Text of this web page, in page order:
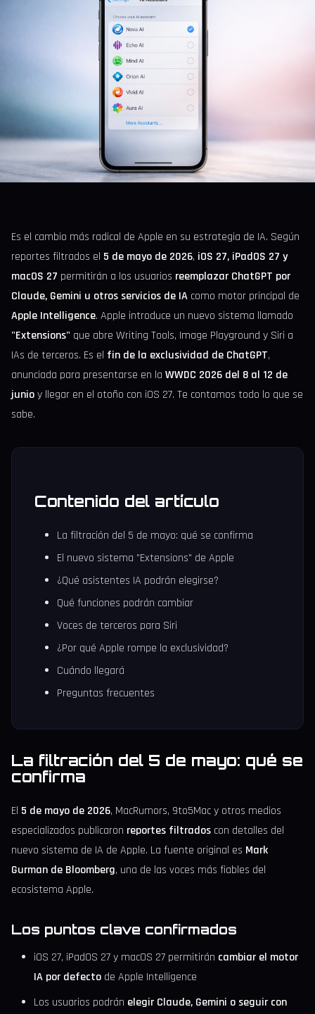
Es el cambio más radical de Apple en su estrategia de IA. Según
reportes filtrados el 5 de mayo de 2026, iOS 27, iPadOS 27 y
macOS 27 permitirán a los usuarios reemplazar ChatGPT por
Claude, Gemini u otros servicios de IA como motor principal de
Apple Intelligence. Apple introduce un nuevo sistema llamado
"Extensions" que abre Writing Tools, Image Playground y Siri a
IAs de terceros. Es el fin de la exclusividad de ChatGPT,
anunciada para presentarse en la WWDC 2026 del 8 al 12 de
junioy llegar en el otoño con iOS 27. Te contamos todo lo que se
sabe.
Contenido del artículo
La filtración del 5 de mayo: qué se confirma
El nuevo sistema "Extensions" de Apple
¿Qué asistentes IA podrán elegirse?
Qué funciones podrán cambiar
Voces de terceros para Siri
¿Por qué Apple rompe la exclusividad?
Cuándo llegará
Preguntas frecuentes
La filtración del 5 de mayo: qué se
confirma
El 5 de mayo de 2026, MacRumors, 9to5Mac y otros medios
especializados publicaron reportes filtrados con detalles del
nuevo sistema de IA de Apple. La fuente original es Mark
Gurman de Bloomberg, una de las voces más fiables del
ecosistema Apple.
Los puntos clave confirmados
iOS 27, iPadOS 27 y macOS 27 permitirán cambiar el motor
IA por defecto de Apple Intelligence
Los usuarios podrán elegir Claude, Gemini o seguir con